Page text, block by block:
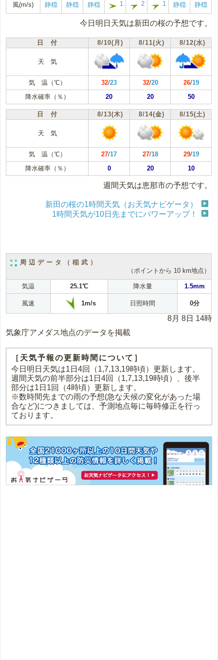
風(m/s) 静穏 静穏 静穏 1 2 1 静穏 静穏
今日明日天気は新田の桜の予想です。
日 付 8/10(月) 8/11(火) 8/12(水)
天 気
気 温（℃） 32/23 32/20 26/19
降水確率（％）
20 20 50
日 付 8/13(木) 8/14(金) 8/15(土)
天 気
気 温（℃） 27/17 27/18 29/19
降水確率（％）
0 20 10
週間天気は恵那市の予想です。
新田の桜の1時間天気（お天気ナビゲータ）
1時間天気が10日先までにパワーアップ！
周辺データ（稲武）
（ポイントから 10 km地点）
気温 25.1℃ 降水量 1.5mm
風速 1m/s 日照時間 0分
8月 8日 14時
気象庁アメダス地点のデータを掲載
［天気予報の更新時間について］
今日明日天気は1日4回（1,7,13,19時頃）更新します。
週間天気の前半部分は1日4回（1,7,13,19時頃）、後半
部分は1日1回（4時頃）更新します。
※数時間先までの雨の予想(急な天候の変化があった場
合など)につきましては、予測地点毎に毎時修正を行っ
ております。